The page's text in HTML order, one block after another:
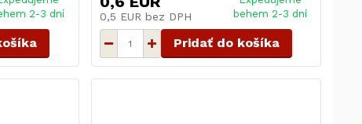
2-3 dní
0,5 EUR bez DPH
behem 2-3 dní
Pridať do košíka